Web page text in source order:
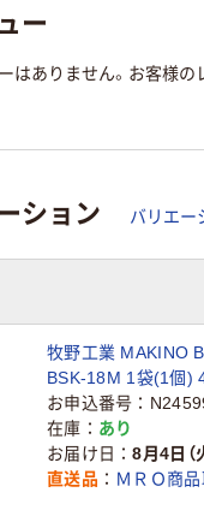
ー
はありません。お客様の
ション バリエー
牧野工業 MAKINO
BSK-18M 1袋(1個)
お申込番号
在庫
あり
お届け日
8月4日（
直送品
ＭＲＯ商品